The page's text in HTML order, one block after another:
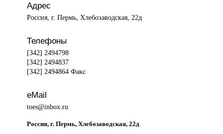
Адрес
Россия, г. Пермь, Хлебозаводская, 22д
Телефоны
[342] 2494798
[342] 2494837
[342] 2494864 Факс
eMail
toes@inbox.ru
Россия, г. Пермь, Хлебозаводская, 22д